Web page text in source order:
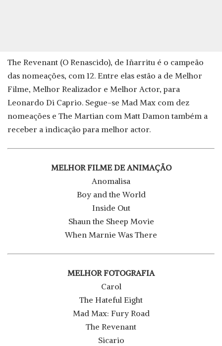
The Revenant (O Renascido), de Iñarritu é o campeão
das nomeações, com 12. Entre elas estão a de Melhor
Filme, Melhor Realizador e Melhor Actor, para
Leonardo Di Caprio. Segue-se Mad Max com dez
nomeações e The Martian com Matt Damon também a
receber a indicação para melhor actor.
MELHOR FILME DE ANIMAÇÃO
Anomalisa
Boy and the World
Inside Out
Shaun the Sheep Movie
When Marnie Was There
MELHOR FOTOGRAFIA
Carol
The Hateful Eight
Mad Max: Fury Road
The Revenant
Sicario